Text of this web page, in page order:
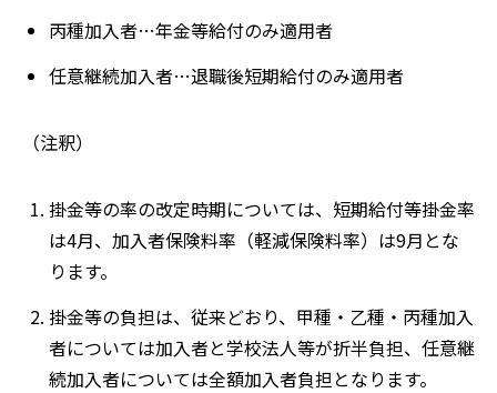
丙種加入者…年金等給付のみ適用者
任意継続加入者…退職後短期給付のみ適用者
（注釈）
掛金等の率の改定時期については、短期給付等掛金率
は4月、加入者保険料率（軽減保険料率）は9月とな
ります。
掛金等の負担は、従来どおり、甲種・乙種・丙種加入
者については加入者と学校法人等が折半負担、任意継
続加入者については全額加入者負担となります。